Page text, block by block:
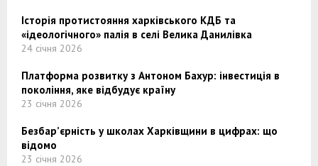
Історія протистояння харківського КДБ та
«ідеологічного» палія в селі Велика Данилівка
24 січня 2026
Платформа розвитку з Антоном Бахур: інвестиція в
покоління, яке відбудує країну
23 січня 2026
Безбар’єрність у школах Харківщини в цифрах: що
відомо
23 січня 2026